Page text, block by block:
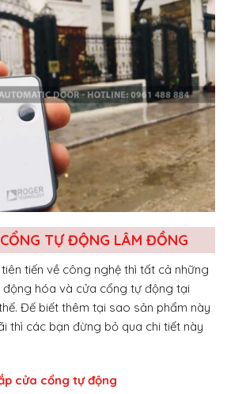
TỰ ĐỘNG LÂM ĐỒNG
tiến về công nghệ thì tất cả những
động hóa và cửa cổng tự động tại
Đế biết thêm tại sao sản phẩm này
thì các bạn đừng bỏ qua chi tiết này
cửa cổng tự động